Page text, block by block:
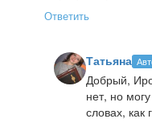
Ответить
Татьяна
Добрый,
нет, но
словах, как